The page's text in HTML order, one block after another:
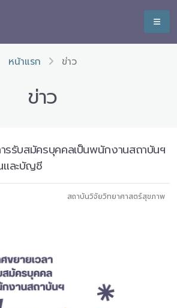
หน้าแรก ข่าว
ข่าว
รรับสมัครบุคคลเป็นพนักงานสถาบันฯ
และบัญชี
สถาบันวิจัยวิทยาศาสตร์สุขภาพ